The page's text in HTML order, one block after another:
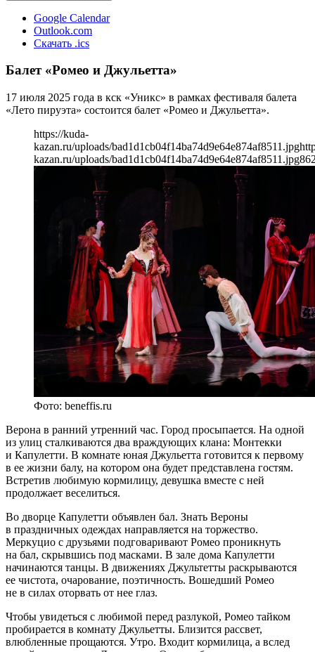
Google Calendar
Outlook.com
Скачать .ics
Балет «Ромео и Джульетта»
17 июля 2025 года в кск «Уникс» в рамках фестиваля балета
«Лето пируэта» состоится балет «Ромео и Джульетта».
https://kuda-
kazan.ru/uploads/bad1d1cb04f14ba74d9e64e874af8511.jpg
kazan.ru/uploads/bad1d1cb04f14ba74d9e64e874af8511.jpg
Фото: beneffis.ru
Верона в ранний утренний час. Город просыпается. На одной
из улиц сталкиваются два враждующих клана: Монтекки
и Капулетти. В комнате юная Джульетта готовится к первому
в ее жизни балу, на котором она будет представлена гостям.
Встретив любимую кормилицу, девушка вместе с ней
продолжает веселиться.
Во дворце Капулетти объявлен бал. Знать Вероны
в праздничных одеждах направляется на торжество.
Меркуцио с друзьями подговаривают Ромео проникнуть
на бал, скрывшись под масками. В зале дома Капулетти
начинаются танцы. В движениях Джультетты раскрываются
ее чистота, очарование, поэтичность. Вошедший Ромео
не в силах оторвать от нее глаз.
Чтобы увидеться с любимой перед разлукой, Ромео тайком
пробирается в комнату Джульетты. Близится рассвет,
влюбленные прощаются. Утро. Входит кормилица, а вслед